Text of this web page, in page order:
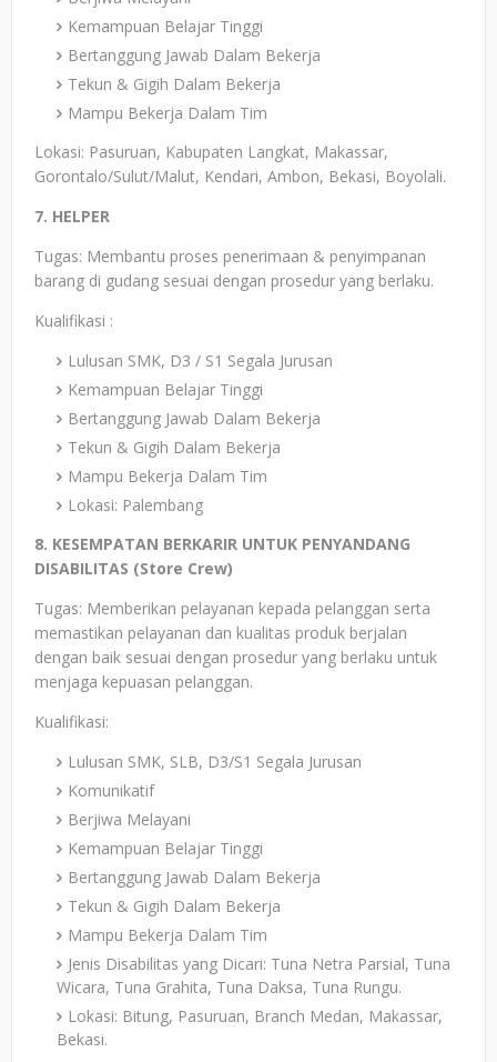
Kemampuan Belajar Tinggi
Bertanggung Jawab Dalam Bekerja
Tekun & Gigih Dalam Bekerja
Mampu Bekerja Dalam Tim
Lokasi: Pasuruan, Kabupaten Langkat, Makassar,
Gorontalo/Sulut/Malut, Kendari, Ambon, Bekasi, Boyolali.
7. HELPER
Tugas: Membantu proses penerimaan & penyimpanan
barang di gudang sesuai dengan prosedur yang berlaku.
Kualifikasi :
Lulusan SMK, D3 / S1 Segala Jurusan
Kemampuan Belajar Tinggi
Bertanggung Jawab Dalam Bekerja
Tekun & Gigih Dalam Bekerja
Mampu Bekerja Dalam Tim
Lokasi: Palembang
8. KESEMPATAN BERKARIR UNTUK PENYANDANG
DISABILITAS (Store Crew)
Tugas: Memberikan pelayanan kepada pelanggan serta
memastikan pelayanan dan kualitas produk berjalan
dengan baik sesuai dengan prosedur yang berlaku untuk
menjaga kepuasan pelanggan.
Kualifikasi:
Lulusan SMK, SLB, D3/S1 Segala Jurusan
Komunikatif
Berjiwa Melayani
Kemampuan Belajar Tinggi
Bertanggung Jawab Dalam Bekerja
Tekun & Gigih Dalam Bekerja
Mampu Bekerja Dalam Tim
Jenis Disabilitas yang Dicari: Tuna Netra Parsial, Tuna
Wicara, Tuna Grahita, Tuna Daksa, Tuna Rungu.
Lokasi: Bitung, Pasuruan, Branch Medan, Makassar,
Bekasi.